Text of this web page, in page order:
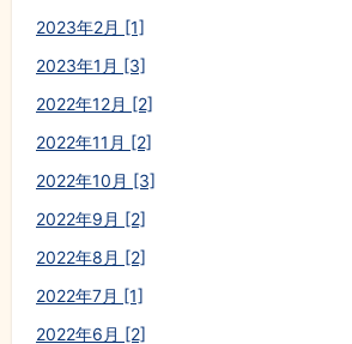
2023年2月 [1]
2023年1月 [3]
2022年12月 [2]
2022年11月 [2]
2022年10月 [3]
2022年9月 [2]
2022年8月 [2]
2022年7月 [1]
2022年6月 [2]